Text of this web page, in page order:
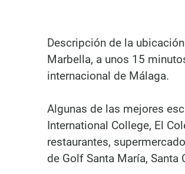
Descripción de la
Marbella, a unos 15
internacional de Málaga.
Algunas de las mejores
International College, El
restaurantes,
de Golf Santa María,